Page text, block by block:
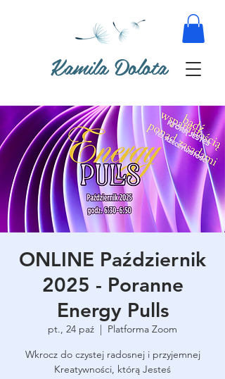
Kamila Dolota
ONLINE Październik
2025 - Poranne
Energy Pulls
pt., 24 paź
  |
Platforma Zoom
Wkrocz do czystej radosnej i przyjemnej
Kreatywności, którą Jesteś